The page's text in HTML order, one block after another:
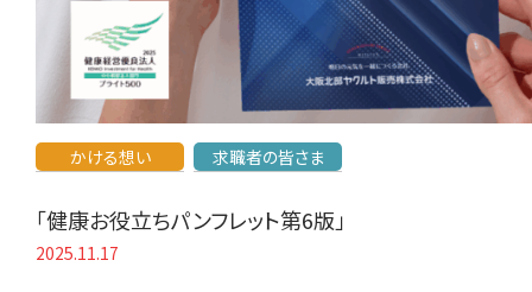
かける想い 求職者の皆さま
「健康お役立ちパンフレット第6版」
2025.11.17